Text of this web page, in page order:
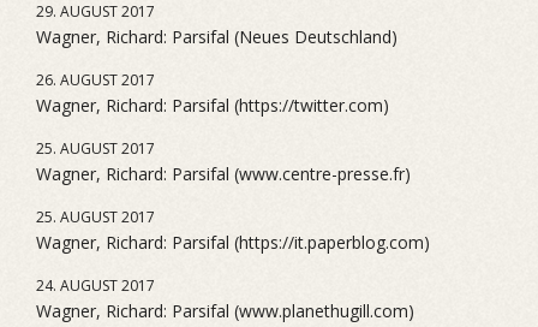
29. AUGUST 2017
Wagner, Richard: Parsifal (Neues Deutschland)
26. AUGUST 2017
Wagner, Richard: Parsifal (https://twitter.com)
25. AUGUST 2017
Wagner, Richard: Parsifal (www.centre-presse.fr)
25. AUGUST 2017
Wagner, Richard: Parsifal (https://it.paperblog.com)
24. AUGUST 2017
Wagner, Richard: Parsifal (www.planethugill.com)